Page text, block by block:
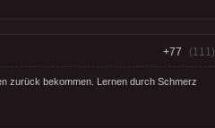
+77 (111)
zurück bekommen. Lernen durch Schmerz